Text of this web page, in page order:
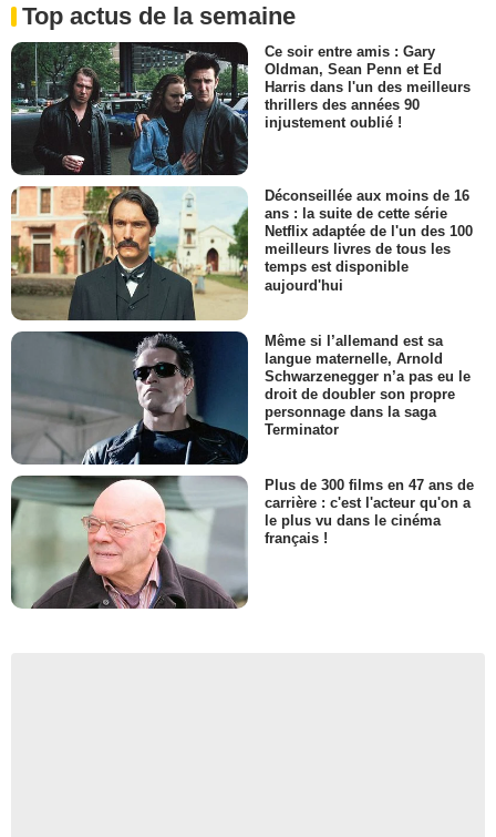
Top actus de la semaine
Ce soir entre amis : Gary
Oldman, Sean Penn et Ed
Harris dans l'un des meilleurs
thrillers des années 90
injustement oublié !
Déconseillée aux moins de 16
ans : la suite de cette série
Netflix adaptée de l'un des 100
meilleurs livres de tous les
temps est disponible
aujourd'hui
Même si l’allemand est sa
langue maternelle, Arnold
Schwarzenegger n’a pas eu le
droit de doubler son propre
personnage dans la saga
Terminator
Plus de 300 films en 47 ans de
carrière : c'est l'acteur qu'on a
le plus vu dans le cinéma
français !